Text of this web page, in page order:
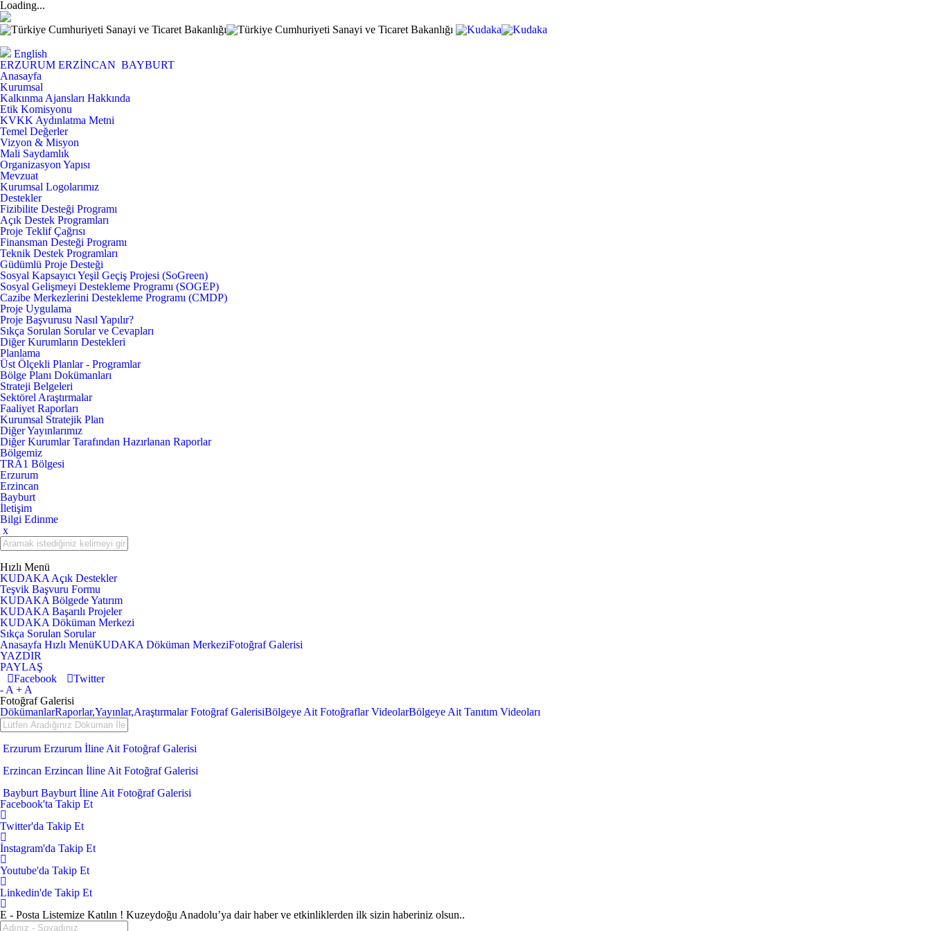
Loading...
English
ERZURUM ERZİNCAN BAYBURT
Anasayfa
Kurumsal
Kalkınma Ajansları Hakkında
Etik Komisyonu
KVKK Aydınlatma Metni
Temel Değerler
Vizyon & Misyon
Mali Saydamlık
Organizasyon Yapısı
Mevzuat
Kurumsal Logolarımız
Destekler
Fizibilite Desteği Programı
Açık Destek Programları
Proje Teklif Çağrısı
Finansman Desteği Programı
Teknik Destek Programları
Güdümlü Proje Desteği
Sosyal Kapsayıcı Yeşil Geçiş Projesi (SoGreen)
Sosyal Gelişmeyi Destekleme Programı (SOGEP)
Cazibe Merkezlerini Destekleme Programı (CMDP)
Proje Uygulama
Proje Başvurusu Nasıl Yapılır?
Sıkça Sorulan Sorular ve Cevapları
Diğer Kurumların Destekleri
Planlama
Üst Ölçekli Planlar - Programlar
Bölge Planı Dokümanları
Strateji Belgeleri
Sektörel Araştırmalar
Faaliyet Raporları
Kurumsal Stratejik Plan
Diğer Yayınlarımız
Diğer Kurumlar Tarafından Hazırlanan Raporlar
Bölgemiz
TRA1 Bölgesi
Erzurum
Erzincan
Bayburt
İletişim
Bilgi Edinme
x
Hızlı Menü
KUDAKA Açık Destekler
Teşvik Başvuru Formu
KUDAKA Bölgede Yatırım
KUDAKA Başarılı Projeler
KUDAKA Döküman Merkezi
Sıkça Sorulan Sorular
Anasayfa Hızlı MenüKUDAKA Döküman MerkeziFotoğraf Galerisi
YAZDIR
PAYLAŞ
Facebook
Twitter
- A + A
Fotoğraf Galerisi
DökümanlarRaporlar,Yayınlar,Araştırmalar Fotoğraf GalerisiBölgeye Ait Fotoğraflar VideolarBölgeye Ait Tanıtım Videoları
Erzurum Erzurum İline Ait Fotoğraf Galerisi
Erzincan Erzincan İline Ait Fotoğraf Galerisi
Bayburt Bayburt İline Ait Fotoğraf Galerisi
Facebook'ta Takip Et
Twitter'da Takip Et
İnstagram'da Takip Et
Youtube'da Takip Et
Linkedin'de Takip Et
E - Posta Listemize Katılın ! Kuzeydoğu Anadolu’ya dair haber ve etkinliklerden ilk sizin haberiniz olsun..